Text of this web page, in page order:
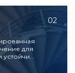
для
02